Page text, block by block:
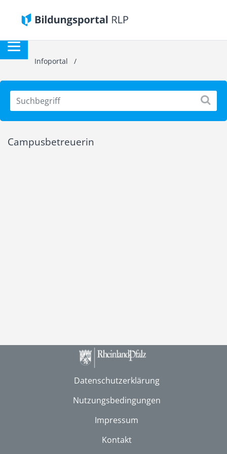
Infoportal /
Campusbetreuerin
Datenschutzerklärung
Nutzungsbedingungen
Impressum
Kontakt